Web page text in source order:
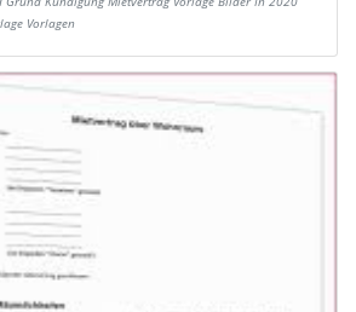
Vorlagen